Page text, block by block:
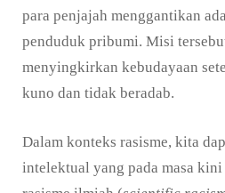
para penjajah menggantikan
penduduk pribumi. Misi
menyingkirkan kebudayaan
kuno dan tidak beradab.
Dalam konteks rasisme, kita
intelektual yang pada masa kini